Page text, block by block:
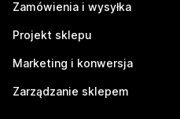
Zamówienia i wysyłka
Projekt sklepu
Marketing i konwersja
Zarządzanie sklepem